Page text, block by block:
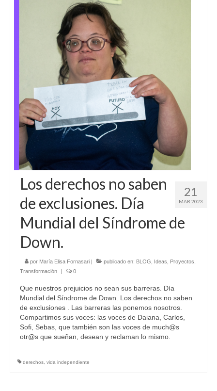
21
MAR 2023
Los derechos no saben
de exclusiones. Día
Mundial del Síndrome de
Down.
por María Elisa Fornasari | publicado en: BLOG Ideas Proyectos
Transformación
| 0
Que nuestros prejuicios no sean sus barreras. Día
Mundial del Síndrome de Down. Los derechos no saben
de exclusiones . Las barreras las ponemos nosotros.
Compartimos sus voces: las voces de Daiana, Carlos,
Sofi, Sebas, que también son las voces de much@s
otr@s que sueñan, desean y reclaman lo mismo.
derechos vida independiente